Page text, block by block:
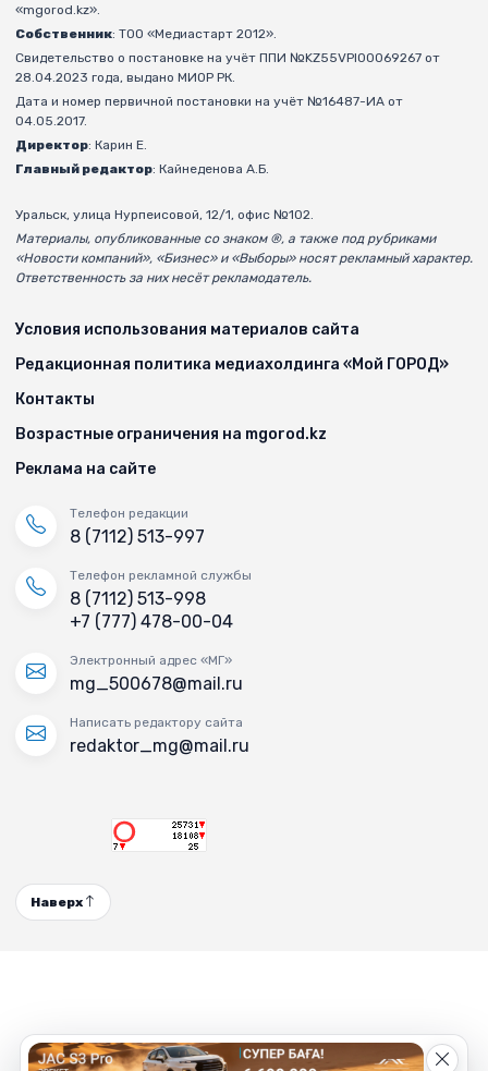
«mgorod.kz».
Собственник: ТОО «Медиастарт 2012».
Свидетельство о постановке на учёт ППИ №KZ55VPI00069267 от
28.04.2023 года, выдано МИОР РК.
Дата и номер первичной постановки на учёт №16487-ИА от
04.05.2017.
Директор: Карин Е.
Главный редактор: Кайнеденова А.Б.
Уральск, улица Нурпеисовой, 12/1, офис №102.
Материалы, опубликованные со знаком ®, а также под рубриками
«Новости компаний», «Бизнес» и «Выборы» носят рекламный характер.
Ответственность за них несёт рекламодатель.
Условия использования материалов сайта
Редакционная политика медиахолдинга «Мой ГОРОД»
Контакты
Возрастные ограничения на mgorod.kz
Реклама на сайте
Телефон редакции
8 (7112) 513-997
Телефон рекламной службы
8 (7112) 513-998
+7 (777) 478-00-04
Электронный адрес «МГ»
mg_500678@mail.ru
Написать редактору сайта
redaktor_mg@mail.ru
Наверх